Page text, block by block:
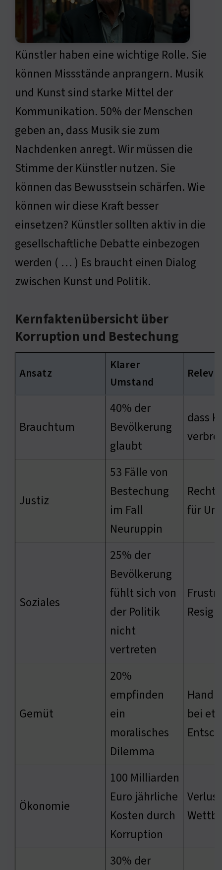
Künstler haben eine wichtige Rolle. Sie
können Missstände anprangern. Musik
und Kunst sind starke Mittel der
Kommunikation. 50% der Menschen
geben an, dass Musik sie zum
Nachdenken anregt. Wir müssen die
Stimme der Künstler nutzen. Sie
können das Bewusstsein schärfen. Wie
können wir diese Kraft besser
einsetzen? Künstler sollten aktiv in die
gesellschaftliche Debatte einbezogen
werden ( … ) Es braucht einen Dialog
zwischen Kunst und Politik.
Kernfaktenübersicht über
Korruption und Bestechung
Ansatz
Klarer
Umstand
Brauchtum
40% der
Bevölkerung
glaubt
dass
Justiz
53 Fälle von
Bestechung
im Fall
Neuruppin
für
Soziales
25% der
Bevölkerung
fühlt sich von
der Politik
nicht
vertreten
Gemüt
20%
empfinden
ein
moralisches
Dilemma
bei
Ökonomie
100 Milliarden
Euro jährliche
Kosten durch
Korruption
30% der